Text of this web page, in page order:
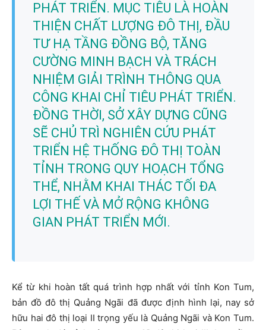
PHÁT TRIỂN. MỤC TIÊU LÀ HOÀN
THIỆN CHẤT LƯỢNG ĐÔ THỊ, ĐẦU
TƯ HẠ TẦNG ĐỒNG BỘ, TĂNG
CƯỜNG MINH BẠCH VÀ TRÁCH
NHIỆM GIẢI TRÌNH THÔNG QUA
CÔNG KHAI CHỈ TIÊU PHÁT TRIỂN.
ĐỒNG THỜI, SỞ XÂY DỰNG CŨNG
SẼ CHỦ TRÌ NGHIÊN CỨU PHÁT
TRIỂN HỆ THỐNG ĐÔ THỊ TOÀN
TỈNH TRONG QUY HOẠCH TỔNG
THỂ, NHẰM KHAI THÁC TỐI ĐA
LỢI THẾ VÀ MỞ RỘNG KHÔNG
GIAN PHÁT TRIỂN MỚI.
Kể từ khi hoàn tất quá trình hợp nhất với tỉnh Kon Tum,
bản đồ đô thị Quảng Ngãi đã được định hình lại, nay sở
hữu hai đô thị loại II trọng yếu là Quảng Ngãi và Kon Tum.